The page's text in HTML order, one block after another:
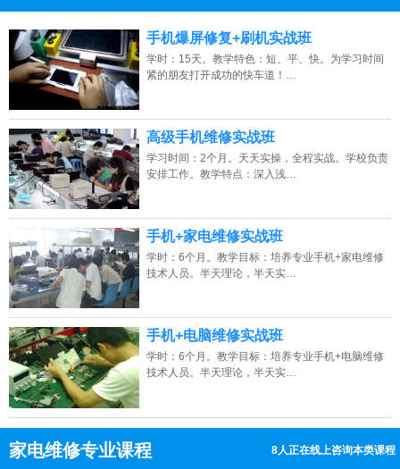
点击免费咨询电话：13807313137
手机爆屏修复+刷机实战班
学时：15天。教学特色：短、平、快。为学习时间
紧的朋友打开成功的快车道！…
高级手机维修实战班
学习时间：2个月。天天实操，全程实战。学校负责
安排工作。教学特点：深入浅…
手机+家电维修实战班
学时：6个月。教学目标：培养专业手机+家电维修
技术人员。半天理论，半天实…
手机+电脑维修实战班
学时：6个月。教学目标：培养专业手机+电脑维修
技术人员。半天理论，半天实…
家电维修专业课程 8人正在线上咨询本类课程